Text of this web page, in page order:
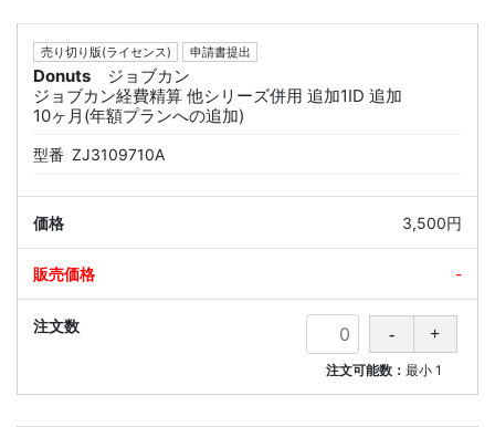
売り切り版(ライセンス) 申請書提出
Donuts
ジョブカン
ジョブカン経費精算 他シリーズ併用 追加1ID 追加
10ヶ月(年額プランへの追加)
型番 ZJ3109710A
3,500円
-
注文可能数：最小 1